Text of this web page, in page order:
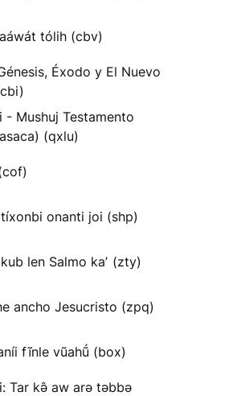
tólih (cbv)
Éxodo y El Nuevo
- Mushuj Testamento
(qxlu)
onanti joi (shp)
kub len Salmo kaʼ (zty)
ancho Jesucristo (zpq)
fĩnle vũahṹ (box)
Tar kə̂ aw arə təbbə